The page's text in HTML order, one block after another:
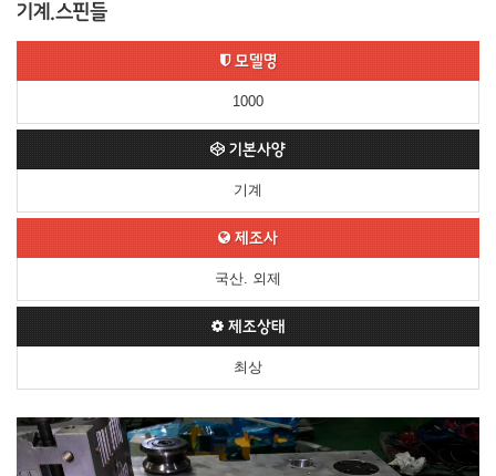
기계.스핀들
모델명
1000
기본사양
기계
제조사
국산. 외제
제조상태
최상